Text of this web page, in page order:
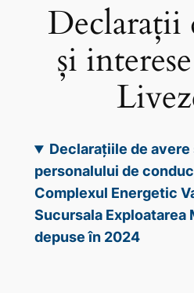
Declarații
și
Declarațiile de
personalului de
Complexul Energetic
Sucursala Exploatarea
depuse în 2024